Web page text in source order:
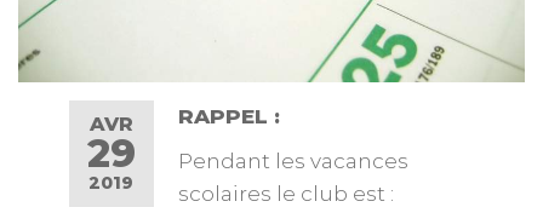
AVR
29
2019
RAPPEL :
Pendant les vacances
scolaires le club est :